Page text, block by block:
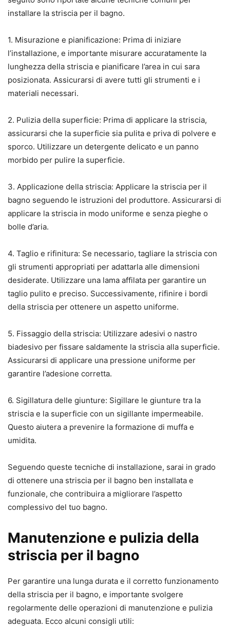
installare la striscia per il bagno.
1. Misurazione e pianificazione: Prima di iniziare
l’installazione, e importante misurare accuratamente la
lunghezza della striscia e pianificare l’area in cui sara
posizionata. Assicurarsi di avere tutti gli strumenti e i
materiali necessari.
2. Pulizia della superficie: Prima di applicare la striscia,
assicurarsi che la superficie sia pulita e priva di polvere e
sporco. Utilizzare un detergente delicato e un panno
morbido per pulire la superficie.
3. Applicazione della striscia: Applicare la striscia per il
bagno seguendo le istruzioni del produttore. Assicurarsi di
applicare la striscia in modo uniforme e senza pieghe o
bolle d’aria.
4. Taglio e rifinitura: Se necessario, tagliare la striscia con
gli strumenti appropriati per adattarla alle dimensioni
desiderate. Utilizzare una lama affilata per garantire un
taglio pulito e preciso. Successivamente, rifinire i bordi
della striscia per ottenere un aspetto uniforme.
5. Fissaggio della striscia: Utilizzare adesivi o nastro
biadesivo per fissare saldamente la striscia alla superficie.
Assicurarsi di applicare una pressione uniforme per
garantire l’adesione corretta.
6. Sigillatura delle giunture: Sigillare le giunture tra la
striscia e la superficie con un sigillante impermeabile.
Questo aiutera a prevenire la formazione di muffa e
umidita.
Seguendo queste tecniche di installazione, sarai in grado
di ottenere una striscia per il bagno ben installata e
funzionale, che contribuira a migliorare l’aspetto
complessivo del tuo bagno.
Manutenzione e pulizia della
striscia per il bagno
Per garantire una lunga durata e il corretto funzionamento
della striscia per il bagno, e importante svolgere
regolarmente delle operazioni di manutenzione e pulizia
adeguata. Ecco alcuni consigli utili: